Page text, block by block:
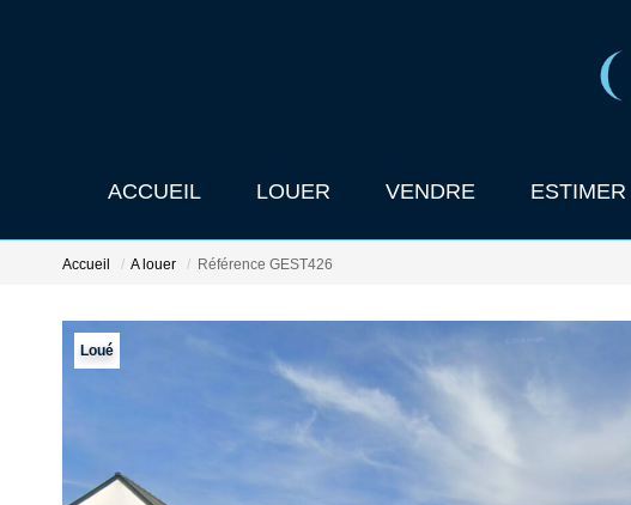
ACCUEIL LOUER VENDRE ESTIMER
Accueil A louer Référence GEST426
Loué